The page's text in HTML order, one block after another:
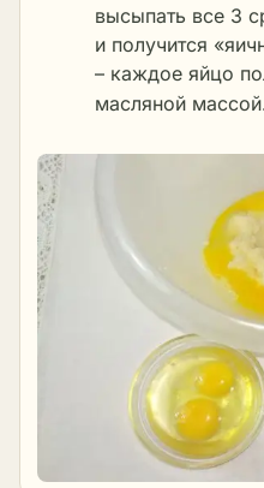
высыпать все 3
и получится
– каждое яйцо
масляной